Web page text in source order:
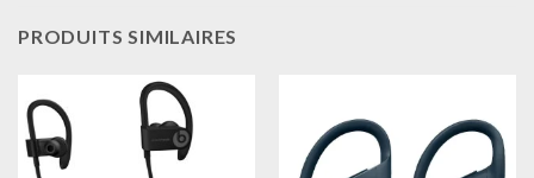
PRODUITS SIMILAIRES